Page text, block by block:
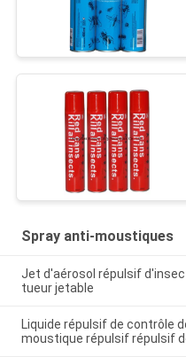
Spray anti-moustiques
Jet d'aérosol répulsif
tueur jetable
Liquide répulsif de contrôle
moustique répulsif répulsif